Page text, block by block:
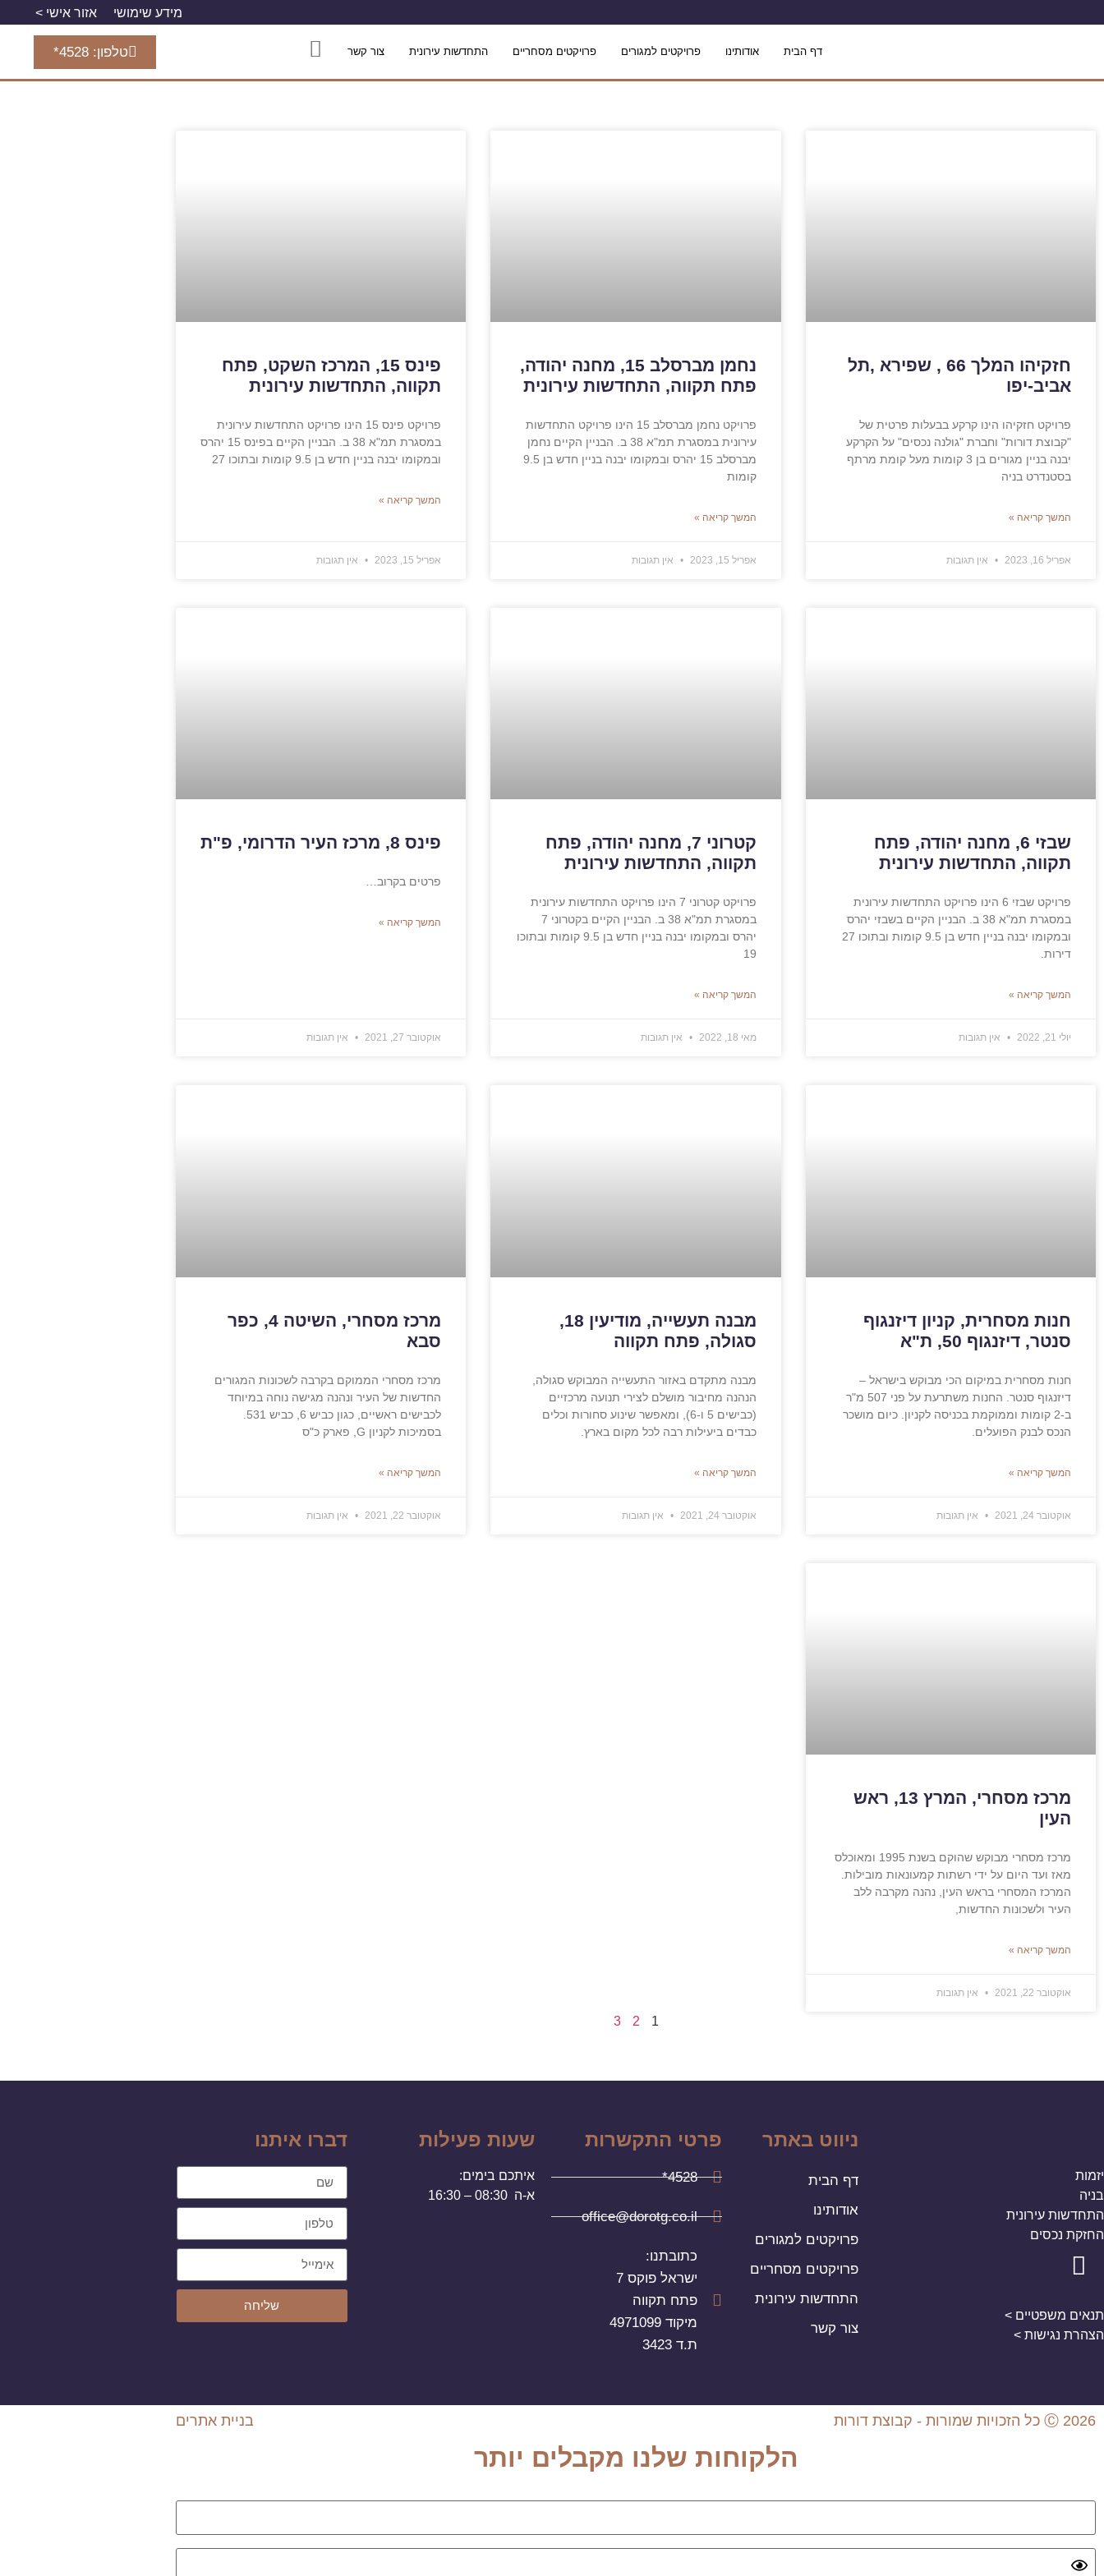
מידע שימושי אזור אישי >
דף הבית אודותינו פרויקטים למגורים פרויקטים מסחריים התחדשות עירונית צור קשר טלפון: 4528*
חזקיהו המלך 66 , שפירא ,תל
אביב-יפו
פרויקט חזקיהו הינו קרקע בבעלות פרטית של
"קבוצת דורות" וחברת "גולנה נכסים" על הקרקע
יבנה בניין מגורים בן 3 קומות מעל קומת מרתף
בסטנדרט בניה
המשך קריאה »
אפריל 16, 2023 אין תגובות
נחמן מברסלב 15, מחנה יהודה,
פתח תקווה, התחדשות עירונית
פרויקט נחמן מברסלב 15 הינו פרויקט התחדשות
עירונית במסגרת תמ"א 38 ב. הבניין הקיים נחמן
מברסלב 15 יהרס ובמקומו יבנה בניין חדש בן 9.5
קומות
המשך קריאה »
אפריל 15, 2023 אין תגובות
פינס 15, המרכז השקט, פתח
תקווה, התחדשות עירונית
פרויקט פינס 15 הינו פרויקט התחדשות עירונית
במסגרת תמ"א 38 ב. הבניין הקיים בפינס 15 יהרס
ובמקומו יבנה בניין חדש בן 9.5 קומות ובתוכו 27
המשך קריאה »
אפריל 15, 2023 אין תגובות
שבזי 6, מחנה יהודה, פתח
תקווה, התחדשות עירונית
פרויקט שבזי 6 הינו פרויקט התחדשות עירונית
במסגרת תמ"א 38 ב. הבניין הקיים בשבזי יהרס
ובמקומו יבנה בניין חדש בן 9.5 קומות ובתוכו 27
דירות.
המשך קריאה »
יולי 21, 2022 אין תגובות
קטרוני 7, מחנה יהודה, פתח
תקווה, התחדשות עירונית
פרויקט קטרוני 7 הינו פרויקט התחדשות עירונית
במסגרת תמ"א 38 ב. הבניין הקיים בקטרוני 7
יהרס ובמקומו יבנה בניין חדש בן 9.5 קומות ובתוכו
19
המשך קריאה »
מאי 18, 2022 אין תגובות
פינס 8, מרכז העיר הדרומי, פ"ת
פרטים בקרוב…
המשך קריאה »
אוקטובר 27, 2021 אין תגובות
חנות מסחרית, קניון דיזנגוף
סנטר, דיזנגוף 50, ת"א
חנות מסחרית במיקום הכי מבוקש בישראל –
דיזנגוף סנטר. החנות משתרעת על פני 507 מ"ר
ב-2 קומות וממוקמת בכניסה לקניון. כיום מושכר
הנכס לבנק הפועלים.
המשך קריאה »
אוקטובר 24, 2021 אין תגובות
מבנה תעשייה, מודיעין 18,
סגולה, פתח תקווה
מבנה מתקדם באזור התעשייה המבוקש סגולה,
הנהנה מחיבור מושלם לצירי תנועה מרכזיים
(כבישים 5 ו-6), ומאפשר שינוע סחורות וכלים
כבדים ביעילות רבה לכל מקום בארץ.
המשך קריאה »
אוקטובר 24, 2021 אין תגובות
מרכז מסחרי, השיטה 4, כפר
סבא
מרכז מסחרי הממוקם בקרבה לשכונות המגורים
החדשות של העיר ונהנה מגישה נוחה במיוחד
בסמיכות לקניון G, פארק כ"ס
המשך קריאה »
אוקטובר 22, 2021 אין תגובות
מרכז מסחרי, המרץ 13, ראש
העין
מרכז מסחרי מבוקש שהוקם בשנת 1995 ומאוכלס
מאז ועד היום על ידי רשתות קמעונאות מובילות.
המרכז המסחרי בראש העין, נהנה מקרבה ללב
העיר ולשכונות החדשות,
המשך קריאה »
אוקטובר 22, 2021 אין תגובות
1
2
3
יזמות
בניה
התחדשות עירונית
החזקת נכסים
תנאים משפטיים >
הצהרת נגישות >
ניווט באתר
דף הבית
אודותינו
פרויקטים למגורים
פרויקטים מסחריים
התחדשות עירונית
צור קשר
פרטי התקשרות
4528*
office@dorotg.co.il
כתובתנו:
ישראל פוקס 7
פתח תקווה
מיקוד 4971099
ת.ד 3423
שעות פעילות
איתכם בימים:
א-ה 08:30 – 16:30
דברו איתנו
שליחה
Ⓒ 2026 כל הזכויות שמורות - קבוצת דורות בניית אתרים
הלקוחות שלנו מקבלים יותר